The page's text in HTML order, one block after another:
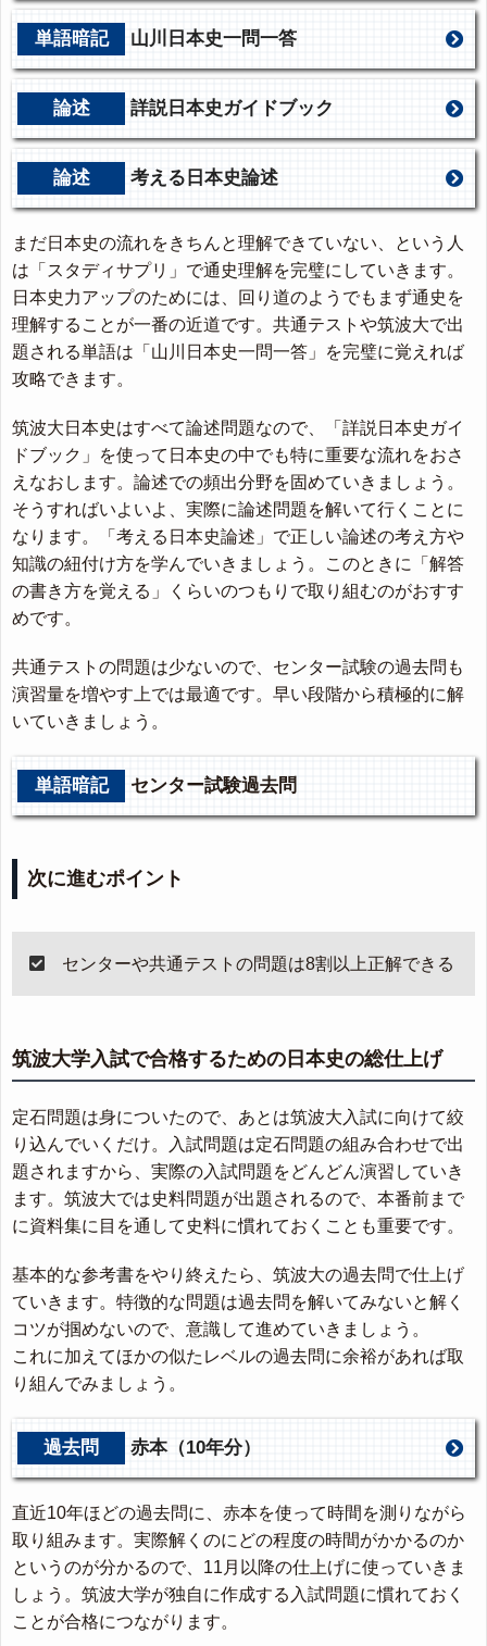
日本史』
単語暗記 山川日本史一問一答
論述 詳説日本史ガイドブック
論述 考える日本史論述
まだ日本史の流れをきちんと理解できていない、という人
は「スタディサプリ」で通史理解を完璧にしていきます。
日本史力アップのためには、回り道のようでもまず通史を
理解することが一番の近道です。共通テストや筑波大で出
題される単語は「山川日本史一問一答」を完璧に覚えれば
攻略できます。
筑波大日本史はすべて論述問題なので、「詳説日本史ガイ
ドブック」を使って日本史の中でも特に重要な流れをおさ
えなおします。論述での頻出分野を固めていきましょう。
そうすればいよいよ、実際に論述問題を解いて行くことに
なります。「考える日本史論述」で正しい論述の考え方や
知識の紐付け方を学んでいきましょう。このときに「解答
の書き方を覚える」くらいのつもりで取り組むのがおすす
めです。
共通テストの問題は少ないので、センター試験の過去問も
演習量を増やす上では最適です。早い段階から積極的に解
いていきましょう。
単語暗記 センター試験過去問
次に進むポイント
センターや共通テストの問題は8割以上正解できる
筑波大学入試で合格するための日本史の総仕上げ
定石問題は身についたので、あとは筑波大入試に向けて絞
り込んでいくだけ。入試問題は定石問題の組み合わせで出
題されますから、実際の入試問題をどんどん演習していき
ます。筑波大では史料問題が出題されるので、本番前まで
に資料集に目を通して史料に慣れておくことも重要です。
基本的な参考書をやり終えたら、筑波大の過去問で仕上げ
ていきます。特徴的な問題は過去問を解いてみないと解く
コツが掴めないので、意識して進めていきましょう。
これに加えてほかの似たレベルの過去問に余裕があれば取
り組んでみましょう。
過去問 赤本（10年分）
直近10年ほどの過去問に、赤本を使って時間を測りながら
取り組みます。実際解くのにどの程度の時間がかかるのか
というのが分かるので、11月以降の仕上げに使っていきま
しょう。筑波大学が独自に作成する入試問題に慣れておく
ことが合格につながります。